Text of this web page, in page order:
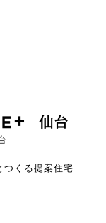
つくる提案住宅